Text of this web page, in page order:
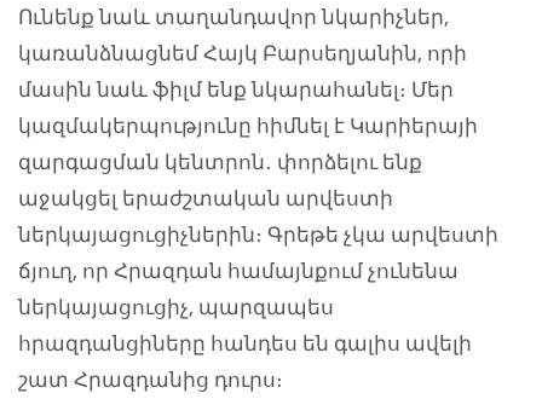
Ունենք նաև տաղանդավոր նկարիչներ,
կառանձնացնեմ Հայկ Բարսեղյանին, որի
մասին նաև ֆիլմ ենք նկարահանել։ Մեր
կազմակերպությունը հիմնել է Կարիերայի
զարգացման կենտրոն․ փորձելու ենք
աջակցել երաժշտական արվեստի
ներկայացուցիչներին։ Գրեթե չկա արվեստի
ճյուղ, որ Հրազդան համայնքում չունենա
ներկայացուցիչ, պարզապես
հրազդանցիները հանդես են գալիս ավելի
շատ Հրազդանից դուրս։